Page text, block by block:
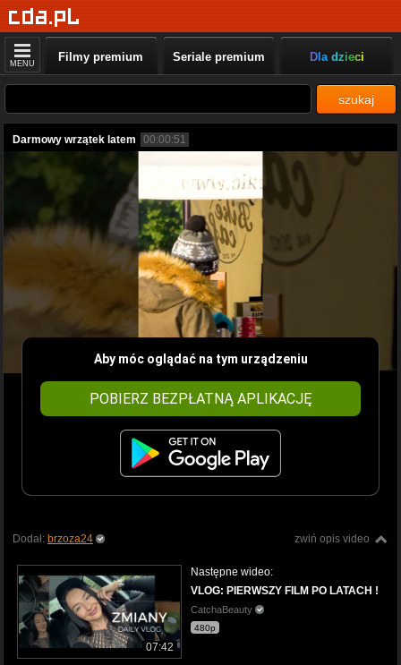
MENU Filmy premium Seriale premium Dla dzieci
szukaj
Darmowy wrzątek latem 00:00:51
Aby móc oglądać na tym urządzeniu
POBIERZ BEZPŁATNĄ APLIKACJĘ
zwiń opis video
Dodał: brzoza24
07:42
Następne wideo:
VLOG: PIERWSZY FILM PO LATACH !
CatchaBeauty
480p